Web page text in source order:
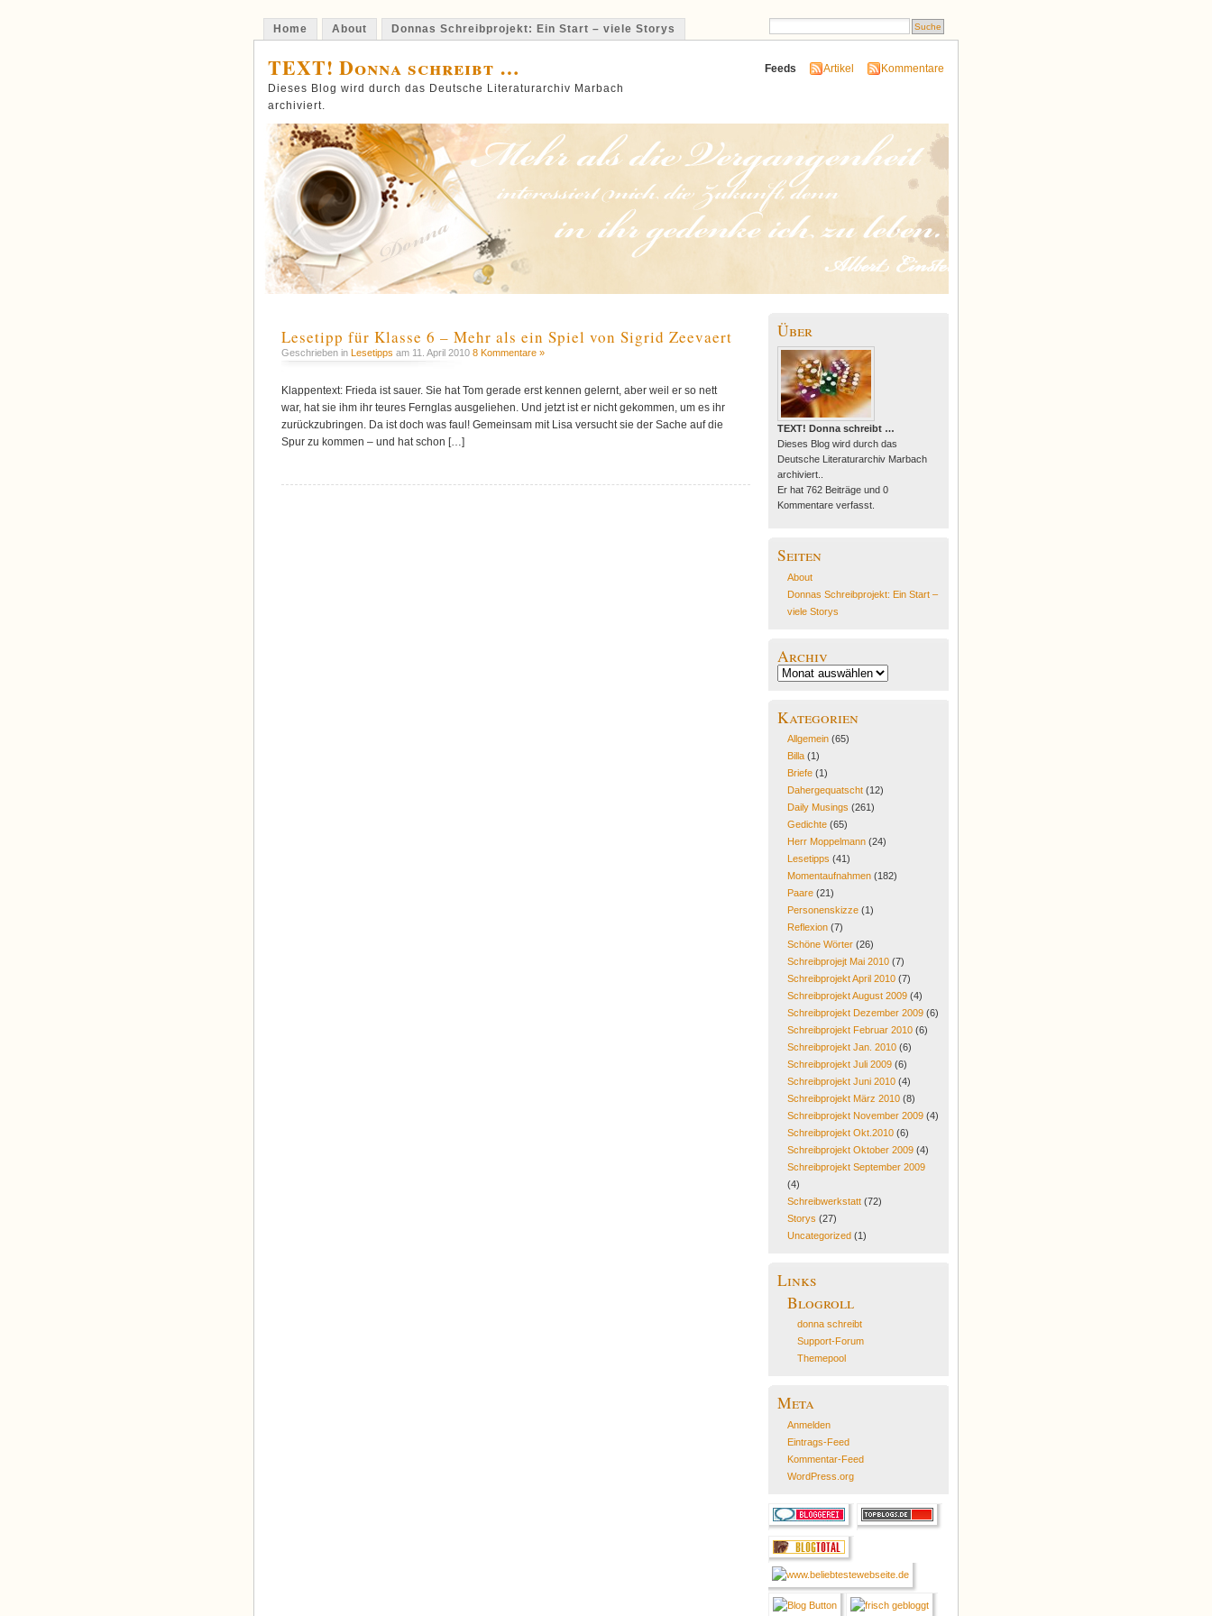
Home About Donnas Schreibprojekt: Ein Start – viele Storys
TEXT! Donna schreibt …
Dieses Blog wird durch das Deutsche Literaturarchiv Marbach
archiviert.
Feeds Artikel Kommentare
Lesetipp für Klasse 6 – Mehr als ein Spiel von Sigrid Zeevaert
Geschrieben in Lesetipps am 11. April 2010 8 Kommentare »
Klappentext: Frieda ist sauer. Sie hat Tom gerade erst kennen gelernt, aber weil er so nett
war, hat sie ihm ihr teures Fernglas ausgeliehen. Und jetzt ist er nicht gekommen, um es ihr
zurückzubringen. Da ist doch was faul! Gemeinsam mit Lisa versucht sie der Sache auf die
Spur zu kommen – und hat schon […]
Über
TEXT! Donna schreibt …
Dieses Blog wird durch das
Deutsche Literaturarchiv Marbach
archiviert..
Er hat 762 Beiträge und 0
Kommentare verfasst.
Seiten
About
Donnas Schreibprojekt: Ein Start –
viele Storys
Archiv
Archiv
Kategorien
Allgemein(65)
Billa(1)
Briefe(1)
Dahergequatscht(12)
Daily Musings (261)
Gedichte(65)
Herr Moppelmann(24)
Lesetipps (41)
Momentaufnahmen(182)
Paare(21)
Personenskizze(1)
Reflexion(7)
Schöne Wörter(26)
Schreibprojejt Mai 2010(7)
Schreibprojekt April 2010(7)
Schreibprojekt August 2009(4)
Schreibprojekt Dezember 2009(6)
Schreibprojekt Februar 2010(6)
Schreibprojekt Jan. 2010(6)
Schreibprojekt Juli 2009(6)
Schreibprojekt Juni 2010(4)
Schreibprojekt März 2010(8)
Schreibprojekt November 2009(4)
Schreibprojekt Okt.2010(6)
Schreibprojekt Oktober 2009(4)
Schreibprojekt September 2009
(4)
Schreibwerkstatt(72)
Storys (27)
Uncategorized (1)
Links
Blogroll
donna schreibt
Support-Forum
Themepool
Meta
Anmelden
Eintrags-Feed
Kommentar-Feed
WordPress.org